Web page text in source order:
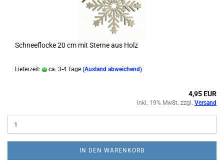
Schneeflocke 20 cm mit Sterne aus Holz
Lieferzeit: ca. 3-4 Tage (Ausland abweichend)
4,95 EUR
inkl. 19% MwSt. zzgl. Versand
IN DEN WARENKORB